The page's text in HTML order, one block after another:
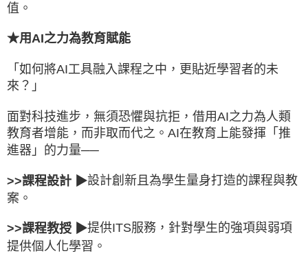
值。
★用AI之力為教育賦能
「如何將AI工具融入課程之中，更貼近學習者的未
來？」
面對科技進步，無須恐懼與抗拒，借用AI之力為人類
教育者增能，而非取而代之。AI在教育上能發揮「推
進器」的力量──
>>課程設計 ▶設計創新且為學生量身打造的課程與教
案。
>>課程教授 ▶提供ITS服務，針對學生的強項與弱項
提供個人化學習。